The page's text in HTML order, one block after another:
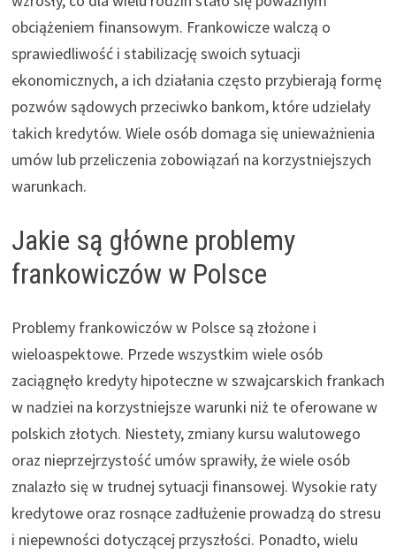
obciążeniem finansowym. Frankowicze walczą o
sprawiedliwość i stabilizację swoich sytuacji
ekonomicznych, a ich działania często przybierają formę
pozwów sądowych przeciwko bankom, które udzielały
takich kredytów. Wiele osób domaga się unieważnienia
umów lub przeliczenia zobowiązań na korzystniejszych
warunkach.
Jakie są główne problemy
frankowiczów w Polsce
Problemy frankowiczów w Polsce są złożone i
wieloaspektowe. Przede wszystkim wiele osób
zaciągnęło kredyty hipoteczne w szwajcarskich frankach
w nadziei na korzystniejsze warunki niż te oferowane w
polskich złotych. Niestety, zmiany kursu walutowego
oraz nieprzejrzystość umów sprawiły, że wiele osób
znalazło się w trudnej sytuacji finansowej. Wysokie raty
kredytowe oraz rosnące zadłużenie prowadzą do stresu
i niepewności dotyczącej przyszłości. Ponadto, wielu